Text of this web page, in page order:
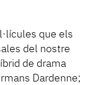
que els
del nostre
de drama
Dardenne;